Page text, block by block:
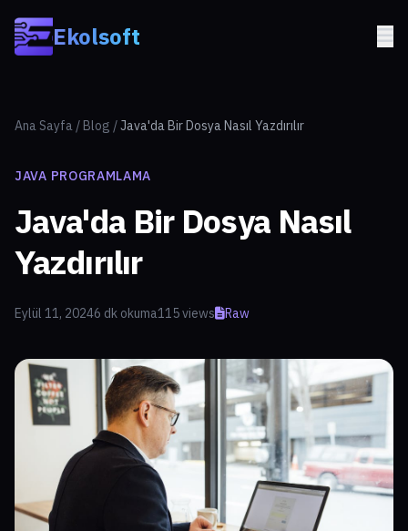
Ekolsoft
Ana Sayfa / Blog /Java'da Bir Dosya Nasıl Yazdırılır
JAVA PROGRAMLAMA
Java'da Bir Dosya Nasıl
Yazdırılır
Eylül 11, 20246 dk okuma115 views Raw